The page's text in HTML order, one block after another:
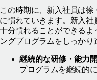
この時期に、新入社員は徐
に慣れていきます。新入社
十分慣れることができるよ
ングプログラムをしっかり
継続的な研修・能力
プログラムを継続的